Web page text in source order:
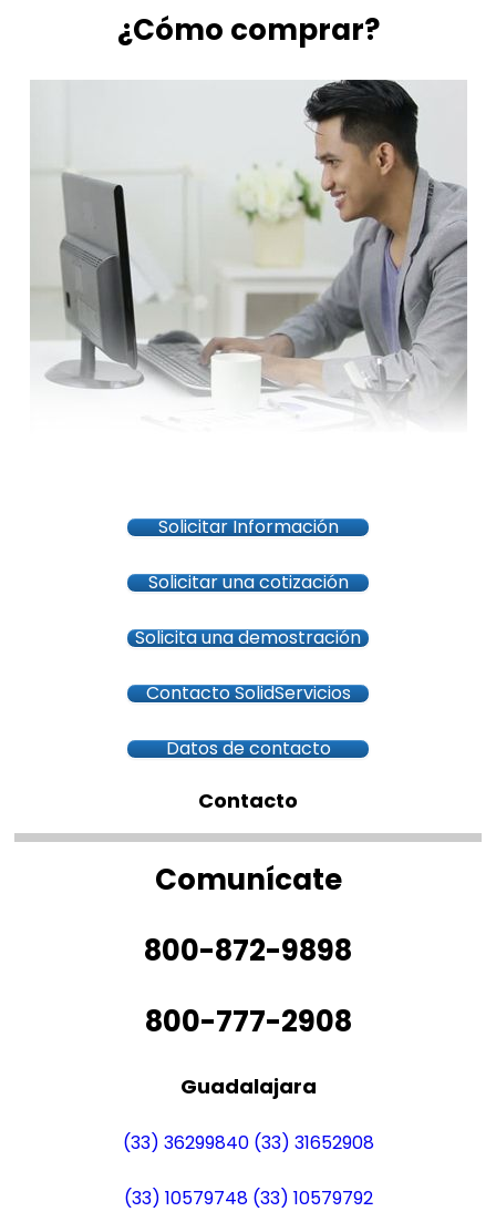
¿Cómo comprar?
Solicitar Información
Solicitar una cotización
Solicita una demostración
Contacto SolidServicios
Datos de contacto
Contacto
Comunícate
800-872-9898
800-777-2908
Guadalajara
(33) 36299840 (33) 31652908
(33) 10579748 (33) 10579792